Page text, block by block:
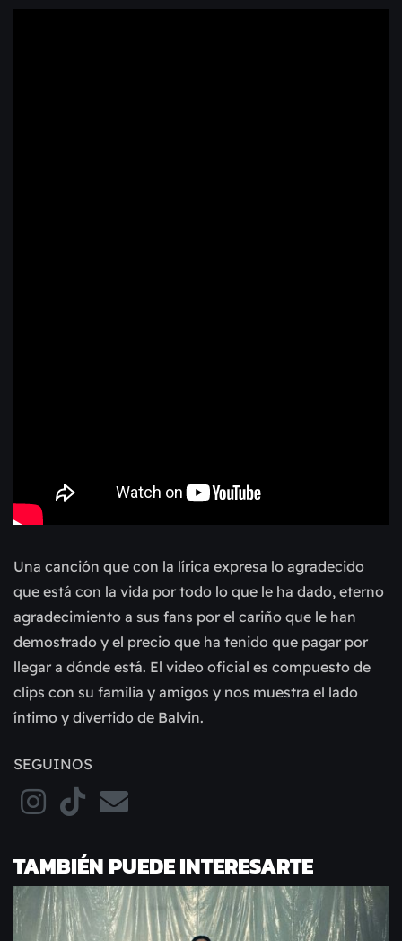
Una canción que con la lírica expresa lo agradecido
que está con la vida por todo lo que le ha dado, eterno
agradecimiento a sus fans por el cariño que le han
demostrado y el precio que ha tenido que pagar por
llegar a dónde está. El video oficial es compuesto de
clips con su familia y amigos y nos muestra el lado
íntimo y divertido de Balvin.
SEGUINOS
TAMBIÉN PUEDE INTERESARTE